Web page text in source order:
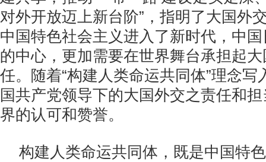
对外开放迈上新台阶”，指明了大国外
中国特色社会主义进入了新时代，中
的中心，更加需要在世界舞台承担起
任。随着“构建人类命运共同体”理念写
国共产党领导下的大国外交之责任和
界的认可和赞誉。
构建人类命运共同体，既是中国特